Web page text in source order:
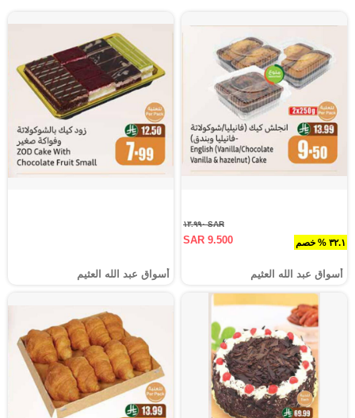
٣٢.١ % خصم
SAR ١٣.٩٩٠
SAR 9.500
أسواق عبد الله العثيم أسواق عبد الله العثيم